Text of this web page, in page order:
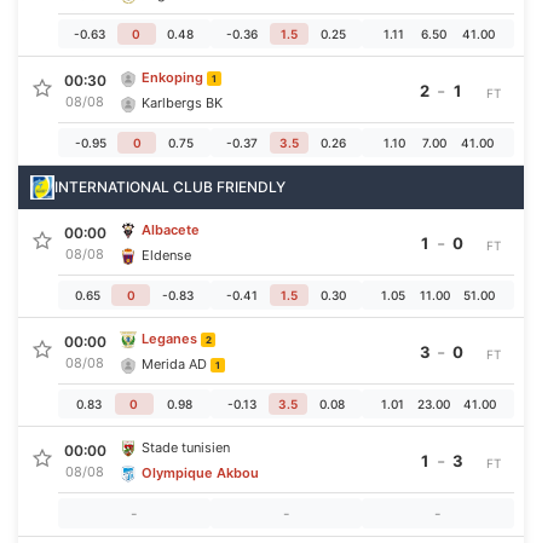
-0.63 0 0.48 -0.36 1.5 0.25 1.11 6.50 41.00
00:30
08/08
Enkoping 1
Karlbergs BK
2 - 1
-0.95 0 0.75 -0.37 3.5 0.26 1.10 7.00 41.00
FT
INTERNATIONAL CLUB FRIENDLY
00:00
08/08
Albacete
Eldense
1 - 0
0.65 0 -0.83 -0.41 1.5 0.30 1.05 11.00 51.00
FT
00:00
08/08
Leganes 2
Merida AD 1
3 - 0
0.83 0 0.98 -0.13 3.5 0.08 1.01 23.00 41.00
FT
00:00
08/08
Stade tunisien
Olympique Akbou
1 - 3
- - -
FT